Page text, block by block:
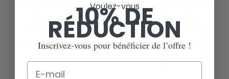
Savon solide
concave parfum
Fraise Rhubarbe –
2,90
Savon solide
concave parfum
Mandarine – 100g
2,90€
Voulez-vous
10% DE
RÉDUCTION
Inscrivez-vous pour bénéficier de l’offre !
Email